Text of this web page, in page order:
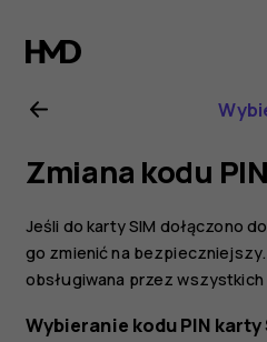
Nokia
8.1
—
obsługi
Zmiana kodu
Jeśli do karty SIM dołączono
go zmienić na
obsługiwana przez
Wybieranie kodu PIN karty